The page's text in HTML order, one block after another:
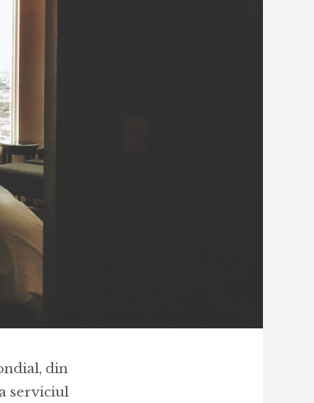
din
serviciul